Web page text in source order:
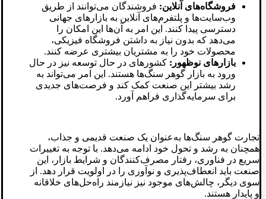
فروشگاه‌های آنلاین: فروشندگان می‌توانند از طریق
وب‌سایت‌ها و پلتفرم‌های آنلاین به بازارهای جهانی
دسترسی پیدا کنند. این امر به آن‌ها این امکان را
می‌دهد که بدون نیاز به داشتن فروشگاه فیزیکی،
محصولات خود را به مشتریان بیشتری عرضه کنند.
بازارهای نوظهور: کشورهای در حال توسعه نیز در حال
ورود به بازار گوهر سنگ‌ها هستند. این امر می‌تواند به
رشد بیشتر این صنعت کمک کند و فرصت‌های جدیدی
برای سرمایه‌گذاری فراهم آورد.
تجارت گوهر سنگ‌ها به‌عنوان یک صنعت قدیمی و جذاب،
همچنان به رشد و تحول خود ادامه می‌دهد. با توجه به تغییرات
سریع در فناوری، رفتار مصرف‌کنندگان و شرایط بازار، این
صنعت باید انعطاف‌پذیری و نوآوری را در اولویت قرار دهد. از
سوی دیگر، چالش‌های موجود نیز نیازمند راه‌حل‌های خلاقانه
و پایدار هستند.